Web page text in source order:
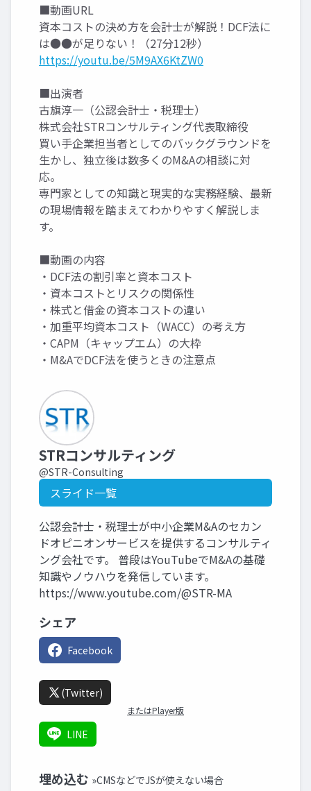
■動画URL
資本コストの決め方を会計士が解説！DCF法に
は●●が足りない！（27分12秒）
https://youtu.be/5M9AX6KtZW0
■出演者
古旗淳一（公認会計士・税理士）
株式会社STRコンサルティング代表取締役
買い手企業担当者としてのバックグラウンドを
生かし、独立後は数多くのM&Aの相談に対
応。
専門家としての知識と現実的な実務経験、最新
の現場情報を踏まえてわかりやすく解説しま
す。
■動画の内容
・DCF法の割引率と資本コスト
・資本コストとリスクの関係性
・株式と借金の資本コストの違い
・加重平均資本コスト（WACC）の考え方
・CAPM（キャップエム）の大枠
・M&AでDCF法を使うときの注意点
STRコンサルティング
@STR-Consulting
スライド一覧
公認会計士・税理士が中小企業M&Aのセカン
ドオピニオンサービスを提供するコンサルティ
ング会社です。 普段はYouTubeでM&Aの基礎
知識やノウハウを発信しています。
https://www.youtube.com/@STR-MA
シェア
Facebook
(Twitter)
またはPlayer版
LINE
埋め込む »CMSなどでJSが使えない場合